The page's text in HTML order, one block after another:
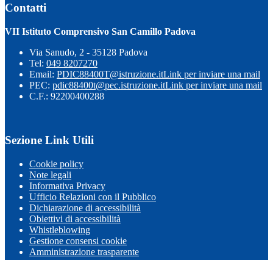
Contatti
VII Istituto Comprensivo San Camillo Padova
Via Sanudo, 2 - 35128 Padova
Tel: 049 8207270
Email: PDIC88400T@istruzione.itLink per inviare una mail
PEC: pdic88400t@pec.istruzione.itLink per inviare una mail
C.F.: 92200400288
Sezione Link Utili
Cookie policy
Note legali
Informativa Privacy
Ufficio Relazioni con il Pubblico
Dichiarazione di accessibilità
Obiettivi di accessibilità
Whistleblowing
Gestione consensi cookie
Amministrazione trasparente